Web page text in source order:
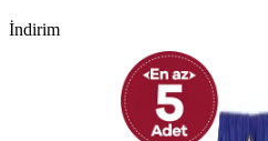
İndirim